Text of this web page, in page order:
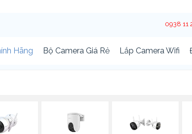
0938 11
Hãng Bộ Camera Giá Rẻ Lắp Camera Wifi